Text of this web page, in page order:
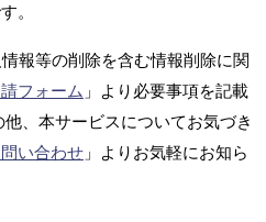
。
報等の削除を含む情報削除に関
フォーム 」より必要事項を記載
、本サービスについてお気づき
い合わせ 」よりお気軽にお知ら